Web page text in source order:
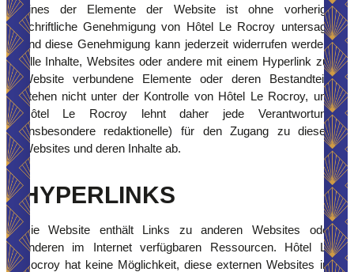
eines der Elemente der Website ist ohne vorherige
schriftliche Genehmigung von Hôtel Le Rocroy untersagt,
und diese Genehmigung kann jederzeit widerrufen werden.
Alle Inhalte, Websites oder andere mit einem Hyperlink zur
Website verbundene Elemente oder deren Bestandteile
stehen nicht unter der Kontrolle von Hôtel Le Rocroy, und
Hôtel Le Rocroy lehnt daher jede Verantwortung
(insbesondere redaktionelle) für den Zugang zu diesen
Websites und deren Inhalte ab.
HYPERLINKS
Die Website enthält Links zu anderen Websites oder
anderen im Internet verfügbaren Ressourcen. Hôtel Le
Rocroy hat keine Möglichkeit, diese externen Websites im
ACCUEIL
FRANÇAIS
ENGLISH
ZIMMER
DIENSTLEISTUNGEN
WELLNESS & SPA
SEMINARE
FOTOS
RESERVIERUNG
Telefon *:
E-Mail*:
Nachricht :